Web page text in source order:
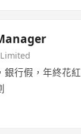
銀行假，年終花紅